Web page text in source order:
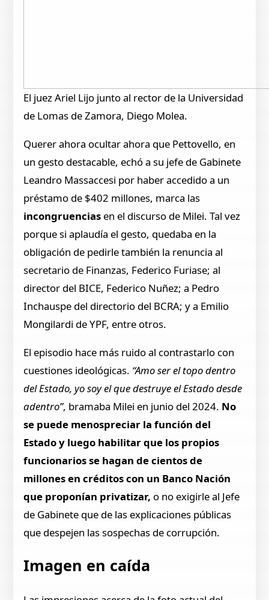
El juez Ariel Lijo junto al rector de la Universidad
de Lomas de Zamora, Diego Molea.
Querer ahora ocultar ahora que Pettovello, en
un gesto destacable, echó a su jefe de Gabinete
Leandro Massaccesi por haber accedido a un
préstamo de $402 millones, marca las
incongruencias en el discurso de Milei. Tal vez
porque si aplaudía el gesto, quedaba en la
obligación de pedirle también la renuncia al
secretario de Finanzas, Federico Furiase; al
director del BICE, Federico Nuñez; a Pedro
Inchauspe del directorio del BCRA; y a Emilio
Mongilardi de YPF, entre otros.
El episodio hace más ruido al contrastarlo con
cuestiones ideológicas. “Amo ser el topo dentro
del Estado, yo soy el que destruye el Estado desde
adentro”, bramaba Milei en junio del 2024. No
se puede menospreciar la función del
Estado y luego habilitar que los propios
funcionarios se hagan de cientos de
millones en créditos con un Banco Nación
que proponían privatizar, o no exigirle al Jefe
de Gabinete que de las explicaciones públicas
que despejen las sospechas de corrupción.
Imagen en caída